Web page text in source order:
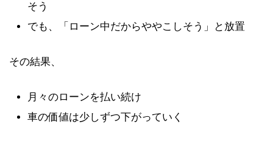
そう
でも、「ローン中だからややこしそう」と放置
その結果、
月々のローンを払い続け
車の価値は少しずつ下がっていく